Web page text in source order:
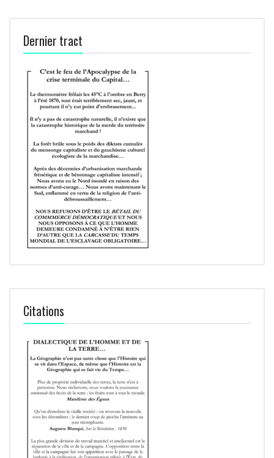
Dernier tract
Citations